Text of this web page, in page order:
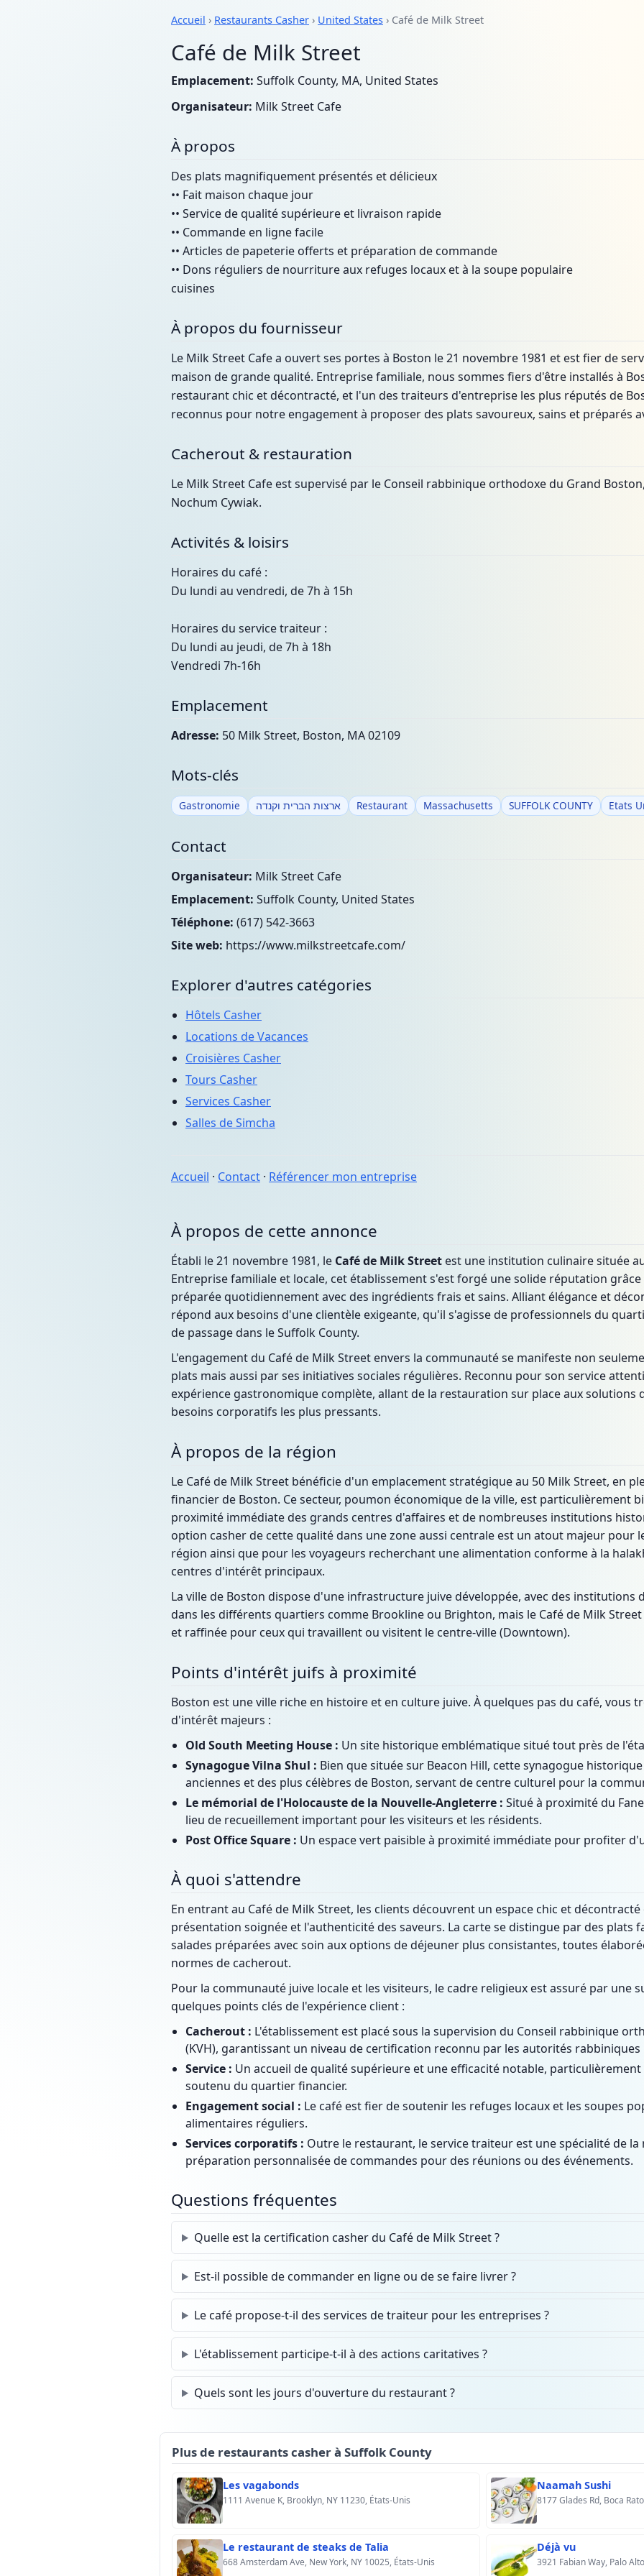
Accueil › Restaurants Casher › United States › Café de Milk Street
Café de Milk Street
Emplacement: Suffolk County, MA, United States
Organisateur: Milk Street Cafe
À propos
Des plats magnifiquement présentés et délicieux
•• Fait maison chaque jour
•• Service de qualité supérieure et livraison rapide
•• Commande en ligne facile
•• Articles de papeterie offerts et préparation de commande
•• Dons réguliers de nourriture aux refuges locaux et à la soupe populaire
cuisines
À propos du fournisseur
Le Milk Street Cafe a ouvert ses portes à Boston le 21 novembre 1981 et est fier de
maison de grande qualité. Entreprise familiale, nous sommes fiers d'être installés à
restaurant chic et décontracté, et l'un des traiteurs d'entreprise les plus réputés de
reconnus pour notre engagement à proposer des plats savoureux, sains et préparés
Cacherout & restauration
Le Milk Street Cafe est supervisé par le Conseil rabbinique orthodoxe du Grand
Nochum Cywiak.
Activités & loisirs
Horaires du café :
Du lundi au vendredi, de 7h à 15h
Horaires du service traiteur :
Du lundi au jeudi, de 7h à 18h
Vendredi 7h-16h
Emplacement
Adresse: 50 Milk Street, Boston, MA 02109
Mots-clés
Gastronomie ארצות הברית וקנדה Restaurant Massachusetts SUFFOLK COUNTY Etats
Contact
Organisateur: Milk Street Cafe
Emplacement: Suffolk County, United States
Téléphone: (617) 542-3663
Site web: https://www.milkstreetcafe.com/
Explorer d'autres catégories
Hôtels Casher
Locations de Vacances
Croisières Casher
Tours Casher
Services Casher
Salles de Simcha
Accueil · Contact · Référencer mon entreprise
À propos de cette annonce
Établi le 21 novembre 1981, le Café de Milk Streetest une institution culinaire située
Entreprise familiale et locale, cet établissement s'est forgé une solide réputation grâce
préparée quotidiennement avec des ingrédients frais et sains. Alliant élégance et
répond aux besoins d'une clientèle exigeante, qu'il s'agisse de professionnels du
de passage dans le Suffolk County.
L'engagement du Café de Milk Street envers la communauté se manifeste non
plats mais aussi par ses initiatives sociales régulières. Reconnu pour son service
expérience gastronomique complète, allant de la restauration sur place aux solutions
besoins corporatifs les plus pressants.
À propos de la région
Le Café de Milk Street bénéficie d'un emplacement stratégique au 50 Milk Street, en
financier de Boston. Ce secteur, poumon économique de la ville, est particulièrement
proximité immédiate des grands centres d'affaires et de nombreuses institutions
option casher de cette qualité dans une zone aussi centrale est un atout majeur pour
région ainsi que pour les voyageurs recherchant une alimentation conforme à la
centres d'intérêt principaux.
La ville de Boston dispose d'une infrastructure juive développée, avec des institutions
dans les différents quartiers comme Brookline ou Brighton, mais le Café de Milk
et raffinée pour ceux qui travaillent ou visitent le centre-ville (Downtown).
Points d'intérêt juifs à proximité
Boston est une ville riche en histoire et en culture juive. À quelques pas du café, vous
d'intérêt majeurs :
Old South Meeting House : Un site historique emblématique situé tout près de
Synagogue Vilna Shul : Bien que située sur Beacon Hill, cette synagogue
anciennes et des plus célèbres de Boston, servant de centre culturel pour la
Le mémorial de l'Holocauste de la Nouvelle-Angleterre : Situé à proximité du
lieu de recueillement important pour les visiteurs et les résidents.
Post Office Square : Un espace vert paisible à proximité immédiate pour profiter
À quoi s'attendre
En entrant au Café de Milk Street, les clients découvrent un espace chic et
présentation soignée et l'authenticité des saveurs. La carte se distingue par des plats
salades préparées avec soin aux options de déjeuner plus consistantes, toutes
normes de cacherout.
Pour la communauté juive locale et les visiteurs, le cadre religieux est assuré par une
quelques points clés de l'expérience client :
Cacherout : L'établissement est placé sous la supervision du Conseil rabbinique
(KVH), garantissant un niveau de certification reconnu par les autorités rabbiniques
Service : Un accueil de qualité supérieure et une efficacité notable,
soutenu du quartier financier.
Engagement social : Le café est fier de soutenir les refuges locaux et les soupes
alimentaires réguliers.
Services corporatifs : Outre le restaurant, le service traiteur est une spécialité de la
préparation personnalisée de commandes pour des réunions ou des événements.
Questions fréquentes
Quelle est la certification casher du Café de Milk Street ?
Est-il possible de commander en ligne ou de se faire livrer ?
Le café propose-t-il des services de traiteur pour les entreprises ?
L'établissement participe-t-il à des actions caritatives ?
Quels sont les jours d'ouverture du restaurant ?
Plus de restaurants casher à Suffolk County
Les vagabonds
1111 Avenue K, Brooklyn, NY 11230, États-Unis
Naamah Sushi
8177 Glades Rd, Boca
Le restaurant de steaks de Talia
668 Amsterdam Ave, New York, NY 10025, États-Unis
Déjà vu
3921 Fabian Way, Palo